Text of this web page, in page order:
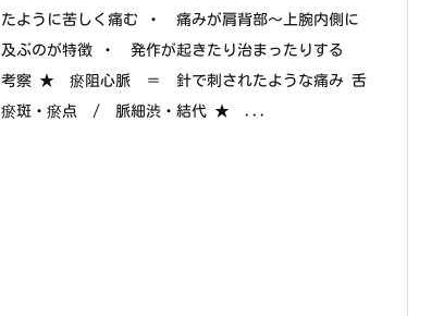
たように苦しく痛む ・ 痛みが肩背部～上腕内側に
及ぶのが特徴 ・ 発作が起きたり治まったりする
考察 ★ 瘀阻心脈 ＝ 針で刺されたような痛み 舌
瘀斑・瘀点 / 脈細渋・結代 ★ ...